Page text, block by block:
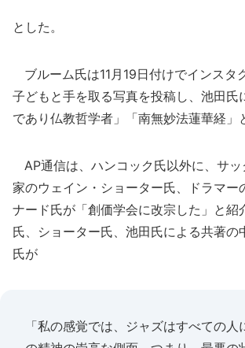
とした。
ブルーム氏は11月19日付けでインスタ
子どもと手を取る写真を投稿し、池田氏
であり仏教哲学者」「南無妙法蓮華経」
AP通信は、ハンコック氏以外に、サッ
家のウェイン・ショーター氏、ドラマー
ナード氏が「創価学会に改宗した」と紹
氏、ショーター氏、池田氏による共著の
氏が
「私の感覚では、ジャズはすべての人